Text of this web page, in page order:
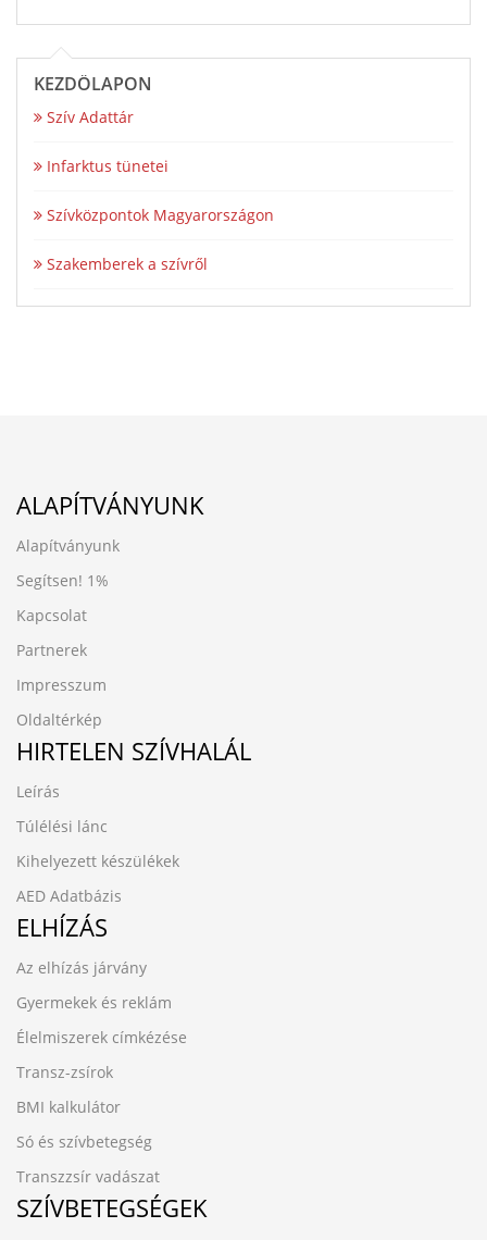
KEZDŐLAPON
Szív Adattár
Infarktus tünetei
Szívközpontok Magyarországon
Szakemberek a szívről
ALAPÍTVÁNYUNK
Alapítványunk
Segítsen! 1%
Kapcsolat
Partnerek
Impresszum
Oldaltérkép
HIRTELEN SZÍVHALÁL
Leírás
Túlélési lánc
Kihelyezett készülékek
AED Adatbázis
ELHÍZÁS
Az elhízás járvány
Gyermekek és reklám
Élelmiszerek címkézése
Transz-zsírok
BMI kalkulátor
Só és szívbetegség
Transzzsír vadászat
SZÍVBETEGSÉGEK